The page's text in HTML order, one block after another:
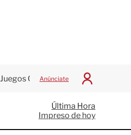
Juegos Centroamericanos
Anúnciate
I
c
i
a
Última Hora
Impreso de hoy